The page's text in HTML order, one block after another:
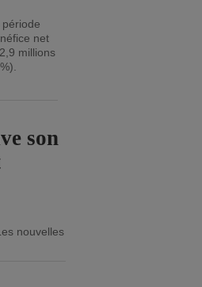
net
millions
son
nouvelles